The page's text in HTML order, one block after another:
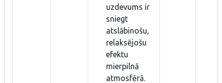
uzdevums ir
sniegt
atslābinošu,
relaksējošu
efektu
mierpilnā
atmosfērā.